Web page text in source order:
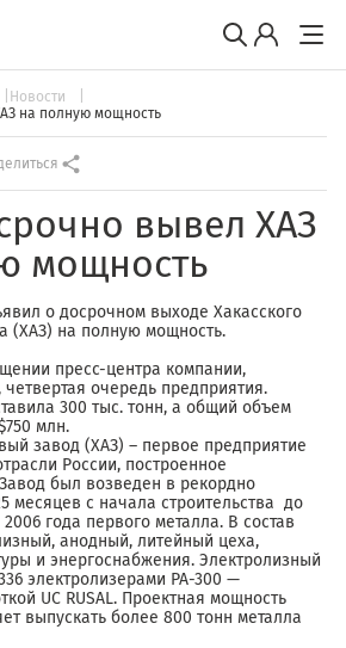
Новости
на полную мощность
вывел ХАЗ
мощность
о досрочном выходе Хакасского
(ХАЗ) на полную мощность.
пресс-центра компании,
очередь предприятия.
300 тыс. тонн, а общий объем
млн.
завод (ХАЗ) – первое предприятие
России, построенное
был возведен в рекордно
месяцев с начала строительства до
года первого металла. В состав
анодный, литейный цеха,
и энергоснабжения. Электролизный
электролизерами РА-300 —
UC RUSAL. Проектная мощность
выпускать более 800 тонн металла